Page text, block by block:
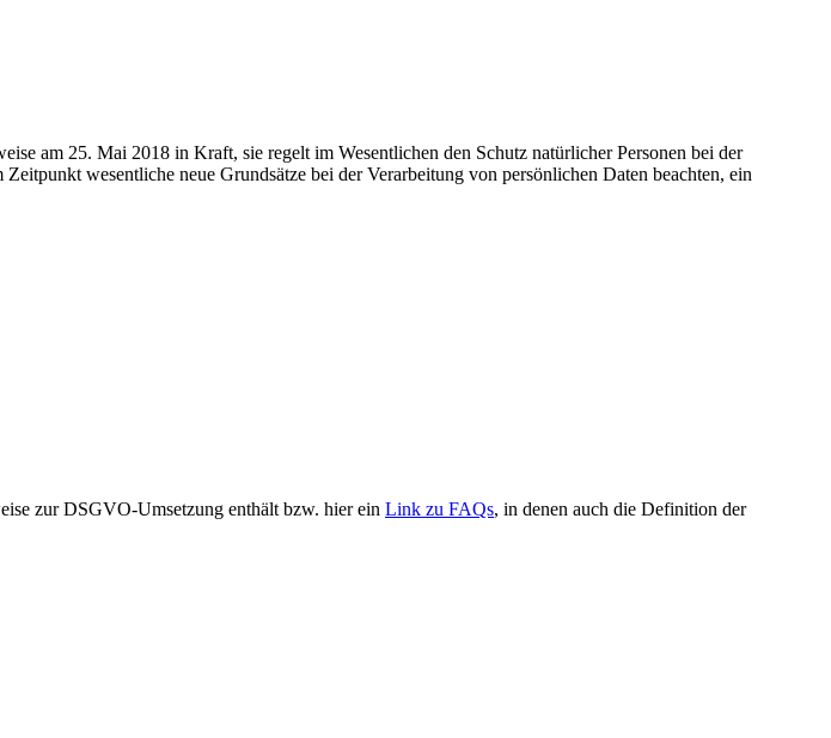
am 25. Mai 2018 in Kraft, sie regelt im Wesentlichen den Schutz natürlicher Personen bei der
wesentliche neue Grundsätze bei der Verarbeitung von persönlichen Daten beachten, ein
zur DSGVO-Umsetzung enthält bzw. hier ein Link zu FAQs, in denen auch die Definition der